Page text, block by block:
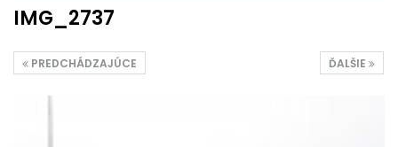
IMG_2737
ĎALŠIE
PREDCHÁDZAJÚCE